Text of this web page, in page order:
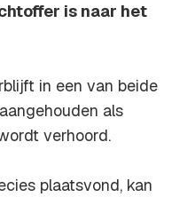
is naar het
in een van beide
als
verhoord.
plaatsvond, kan